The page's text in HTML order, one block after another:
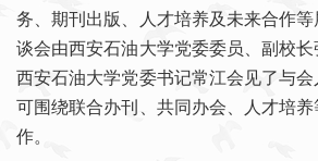
务、期刊出版、人才培养及未来合作
谈会由西安石油大学党委委员、副校长
西安石油大学党委书记常江会见了与
可围绕联合办刊、共同办会、人才培
作。